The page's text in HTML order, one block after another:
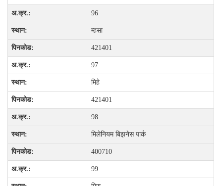
96
म्हसा
421401
97
मिहे
421401
98
मिलेनियम बिझनेस पार्क
400710
99